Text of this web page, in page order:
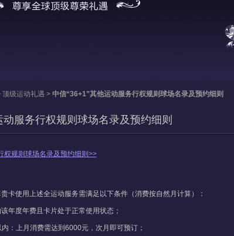
顶级运动礼遇 > 中信“36+1”其他运动服务行权规则球场名录及预约细则
动服务行权规则球场名录及预约细则
权规则球场名录及预约细则>>
卡使用上述全运动服务需满足以下条件（消费按自然月计算）：
年度年费且卡片处于正常使用状态；
：上月消费需达到6000元，次月即可预订；